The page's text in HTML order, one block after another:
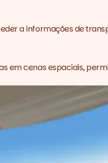
a informações de
em cenas espaciais,